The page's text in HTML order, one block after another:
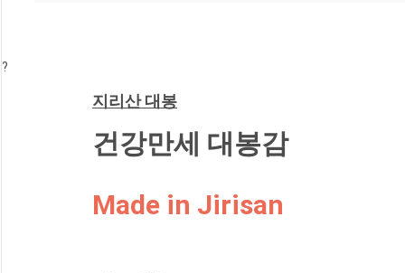
?
지리산 대봉
건강만세 대봉감
Made in Jirisan